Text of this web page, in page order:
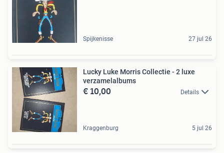
Spijkenisse 27 jul 26
Lucky Luke Morris Collectie - 2 luxe
verzamelalbums
€ 10,00 Details
Kraggenburg 5 jul 26